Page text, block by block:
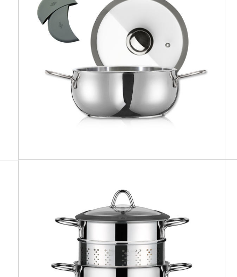
PREMIUM
Casseruola Arrosti
MILANO
Set pasta